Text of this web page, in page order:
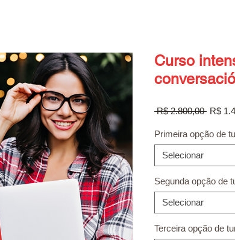
Curso
R$ 2.800,00 Preço
R$
Primeira opção de
Selecionar
Segunda opção de
Selecionar
Terceira opção de